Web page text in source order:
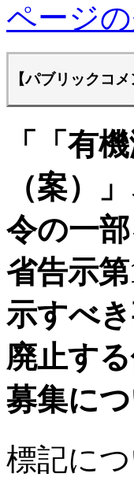
ページ
【パブリックコ
「「有
（案）
令の一
省告示
示すべ
廃止す
募集に
標記に